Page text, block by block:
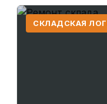
СКЛАДСКАЯ